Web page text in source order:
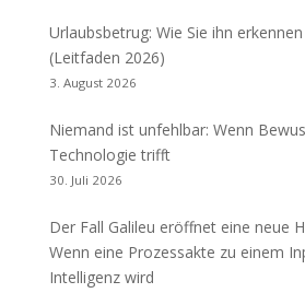
Urlaubsbetrug: Wie Sie ihn
(Leitfaden 2026)
3. August 2026
Niemand ist unfehlbar: Wenn
Technologie trifft
30. Juli 2026
Der Fall Galileu eröffnet eine neue
Wenn eine Prozessakte zu einem
Intelligenz wird